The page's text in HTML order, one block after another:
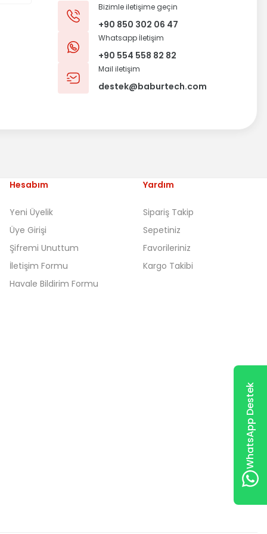
Bizimle iletişime geçin
+90 850 302 06 47
Whatsapp İletişim
+90 554 558 82 82
Mail iletişim
destek@baburtech.com
Hesabım
Yeni Üyelik
Üye Girişi
Şifremi Unuttum
İletişim Formu
Havale Bildirim Formu
Yardım
Sipariş Takip
Sepetiniz
Favorileriniz
Kargo Takibi
WhatsApp Destek